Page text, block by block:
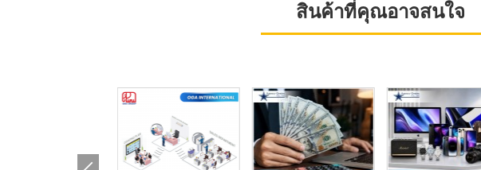
สินค้าที่คุณอาจสนใจ